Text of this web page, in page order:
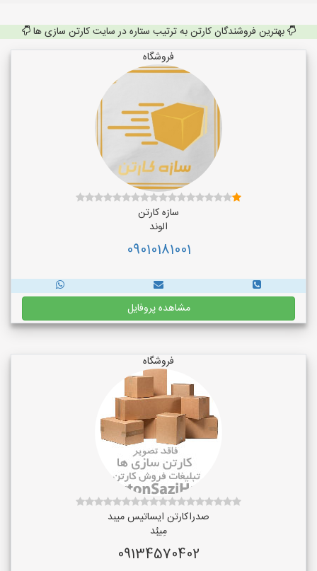
بهترین فروشندگان کارتن به ترتیب ستاره در سایت کارتن سازی ها
فروشگاه
سازه کارتن
الوند
09010181001
مشاهده پروفایل
فروشگاه
صدراکارتن ایساتیس میبد
مِیبُد
09134570402